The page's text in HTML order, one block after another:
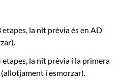
etapes, la nit prèvia és en AD
etapes, la nit prèvia i la primera
i esmorzar).